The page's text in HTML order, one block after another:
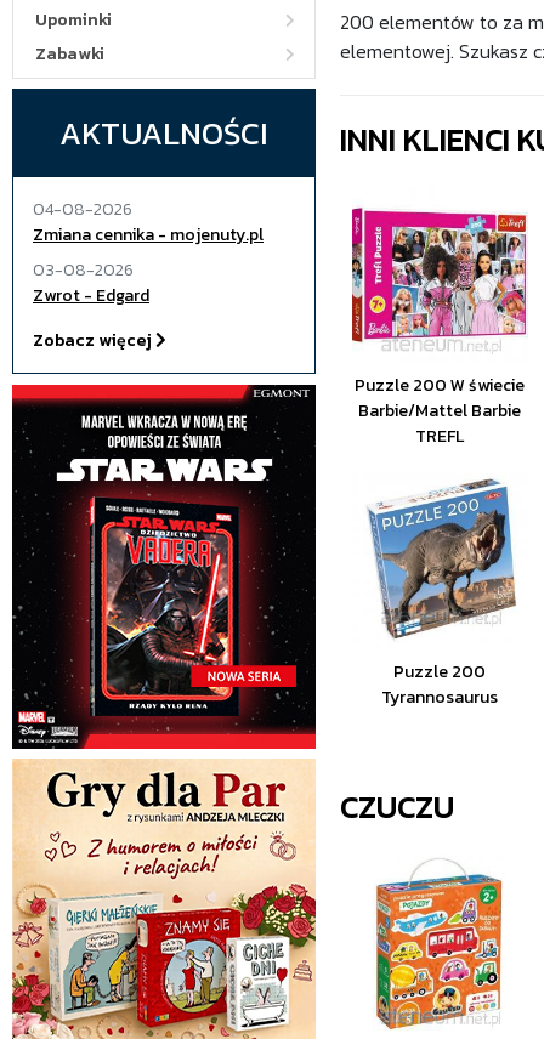
Upominki
Zabawki
AKTUALNOŚCI
04-08-2026
Zmiana cennika - mojenuty.pl
03-08-2026
Zwrot - Edgard
Zobacz więcej
200 elementów to za
elementowej. Szukasz
INNI KLIENCI
Puzzle 200 W świecie
Barbie/Mattel Barbie
TREFL
Puzzle 200
Tyrannosaurus
CZUCZU